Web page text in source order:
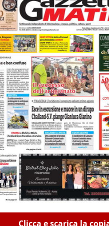
Clicca e scarica la